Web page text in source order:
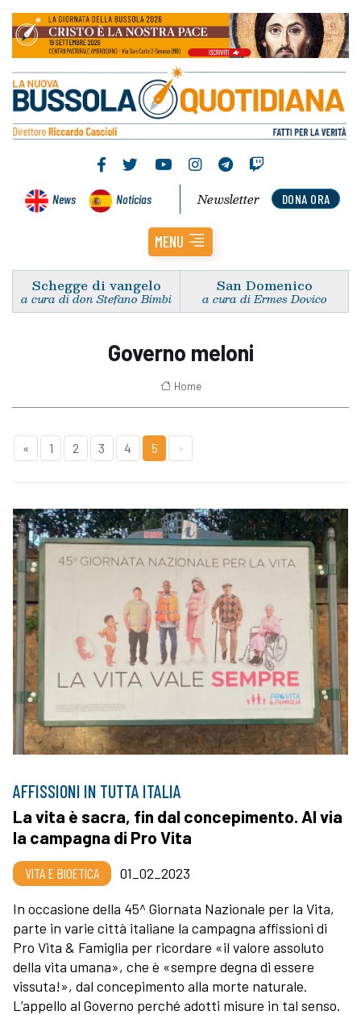
News Noticias DONA ORA
Newsletter
MENU
Schegge di vangelo
a cura di don Stefano Bimbi
San Domenico
a cura di Ermes Dovico
Governo meloni
Home
« 1 2 3 4 5 »
AFFISSIONI IN TUTTA ITALIA
La vita è sacra, fin dal concepimento. Al via
la campagna di Pro Vita
VITA E BIOETICA
01_02_2023
In occasione della 45^ Giornata Nazionale per la Vita,
parte in varie città italiane la campagna affissioni di
Pro Vita & Famiglia per ricordare «il valore assoluto
della vita umana», che è «sempre degna di essere
vissuta!», dal concepimento alla morte naturale.
L’appello al Governo perché adotti misure in tal senso.